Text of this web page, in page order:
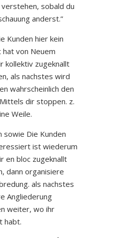
verstehen, sobald du
anderst.”
Kunden hier kein
von Neuem
kollektiv zugeknallt
als nachstes wird
wahrscheinlich den
dir stoppen. z.
Weile.
sowie Die Kunden
ist wiederum
en bloc zugeknallt
dann organisiere
als nachstes
Angliederung
weiter, wo ihr
habt.